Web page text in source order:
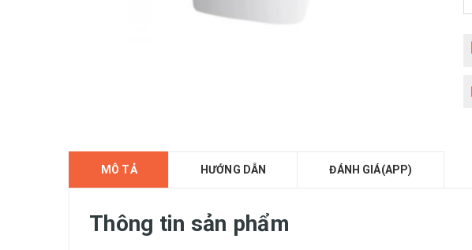
MÔ TẢ HƯỚNG DẪN ĐÁNH GIÁ(APP)
Thông tin sản phẩm